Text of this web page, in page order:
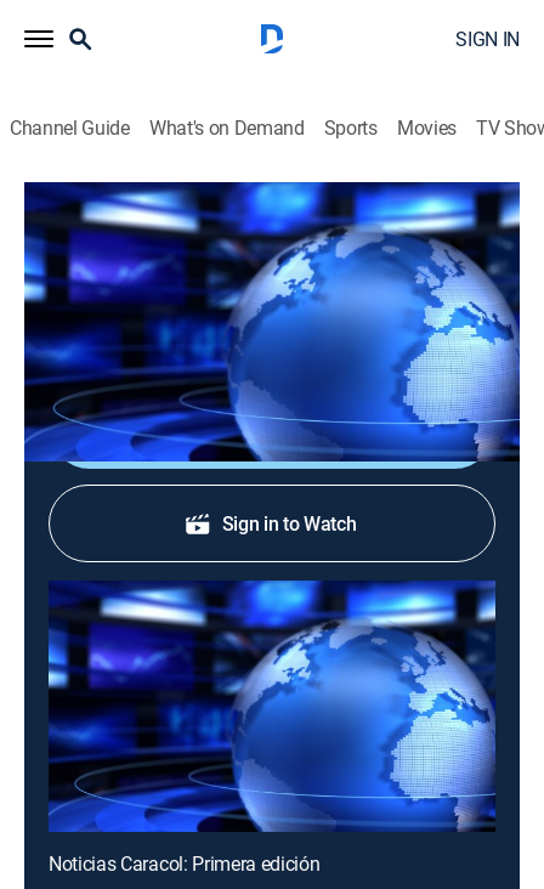
SIGN IN
Channel Guide What's on Demand Sports Movies TV
Noticias Caracol: Primera edición
Noticias Caracol: Primera edición
News|2026
Los hechos que son noticia, en compañía de un
excelente equipo periodístico.
Shop DIRECTV
Sign in to Watch
Noticias Caracol: Primera edición